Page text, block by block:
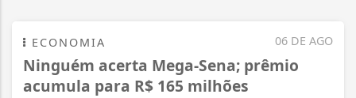
06 DE AGO
ECONOMIA
Ninguém acerta Mega-Sena; prêmio
acumula para R$ 165 milhões